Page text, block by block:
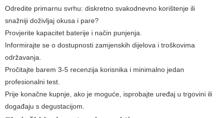
Odredite primarnu svrhu: diskretno svakodnevno korištenje ili
snažniji doživljaj okusa i pare?
Provjerite kapacitet baterije i način punjenja.
Informirajte se o dostupnosti zamjenskih dijelova i troškovima
održavanja.
Pročitajte barem 3-5 recenzija korisnika i minimalno jedan
profesionalni test.
Prije konačne kupnje, ako je moguće, isprobajte uređaj u trgovini ili
događaju s degustacijom.